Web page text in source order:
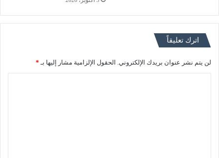
اترك تعليقاً
لن يتم نشر عنوان بريدك الإلكتروني. الحقول الإلزامية مشار إليها بـ *